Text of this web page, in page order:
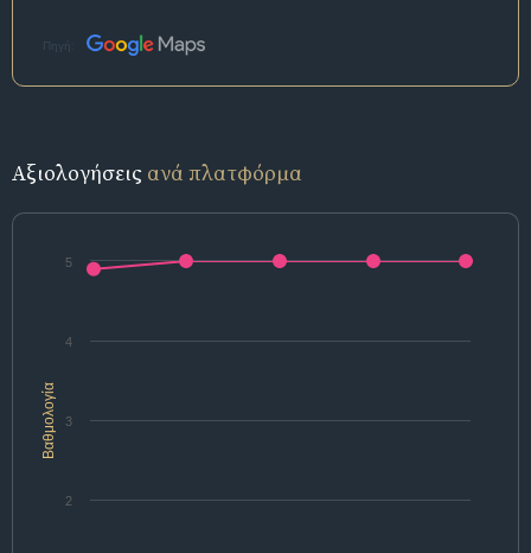
Πηγή:
Αξιολογήσεις ανά πλατφόρμα
Βαθμολογία
2
3
4
5